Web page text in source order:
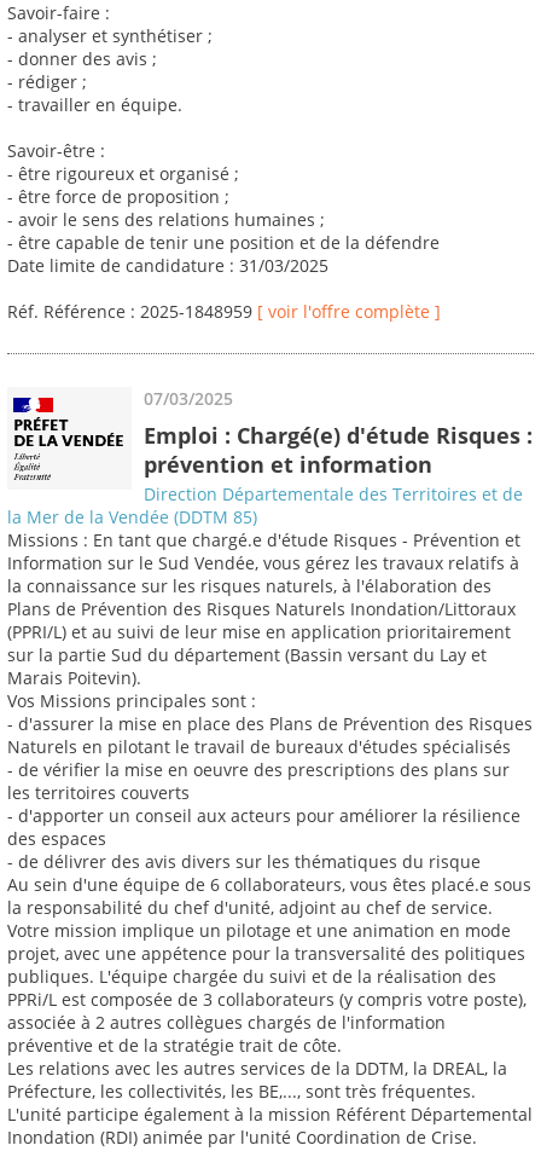
Savoir-faire :
- analyser et synthétiser ;
- donner des avis ;
- rédiger ;
- travailler en équipe.
Savoir-être :
- être rigoureux et organisé ;
- être force de proposition ;
- avoir le sens des relations humaines ;
- être capable de tenir une position et de la défendre
Date limite de candidature : 31/03/2025
Réf. Référence : 2025-1848959 [ voir l'offre complète ]
07/03/2025
Emploi : Chargé(e) d'étude Risques :
prévention et information
Direction Départementale des Territoires et de
la Mer de la Vendée (DDTM 85)
Missions : En tant que chargé.e d'étude Risques - Prévention et
Information sur le Sud Vendée, vous gérez les travaux relatifs à
la connaissance sur les risques naturels, à l'élaboration des
Plans de Prévention des Risques Naturels Inondation/Littoraux
(PPRI/L) et au suivi de leur mise en application prioritairement
sur la partie Sud du département (Bassin versant du Lay et
Marais Poitevin).
Vos Missions principales sont :
- d'assurer la mise en place des Plans de Prévention des Risques
Naturels en pilotant le travail de bureaux d'études spécialisés
- de vérifier la mise en oeuvre des prescriptions des plans sur
les territoires couverts
- d'apporter un conseil aux acteurs pour améliorer la résilience
des espaces
- de délivrer des avis divers sur les thématiques du risque
Au sein d'une équipe de 6 collaborateurs, vous êtes placé.e sous
la responsabilité du chef d'unité, adjoint au chef de service.
Votre mission implique un pilotage et une animation en mode
projet, avec une appétence pour la transversalité des politiques
publiques. L'équipe chargée du suivi et de la réalisation des
PPRi/L est composée de 3 collaborateurs (y compris votre poste),
associée à 2 autres collègues chargés de l'information
préventive et de la stratégie trait de côte.
Les relations avec les autres services de la DDTM, la DREAL, la
Préfecture, les collectivités, les BE,..., sont très fréquentes.
L'unité participe également à la mission Référent Départemental
Inondation (RDI) animée par l'unité Coordination de Crise.